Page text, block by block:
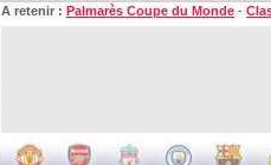
A retenir : Palmarès Coupe du Monde -